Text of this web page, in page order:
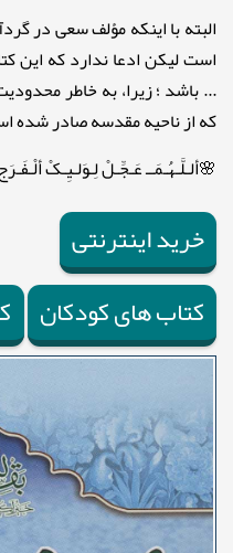
البته با اینکه مؤلف سعی در
است لیکن ادعا ندارد که این
... باشد ؛ زیرا، به خاطر
که از ناحیه مقدسه صادر شده
🌸ألـلَّـهُـمَــ عَـجِّـلْ لِـوَلـیِـکْ
خرید اینترنتی
کتاب های کودکان